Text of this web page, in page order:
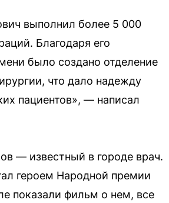
выполнил более 5 000
Благодаря его
было создано отделение
что дало надежду
пациентов», — написал
— известный в городе врач.
героем Народной премии
показали фильм о нем, все